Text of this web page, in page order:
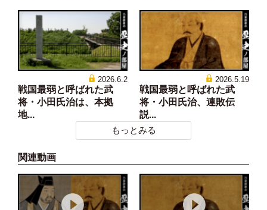
2026.6.2
戦国最弱と呼ばれた武
将・小田氏治は、本拠
地...
2026.5.19
戦国最弱と呼ばれた武
将・小田氏治、連敗伝
説...
もっとみる
関連動画